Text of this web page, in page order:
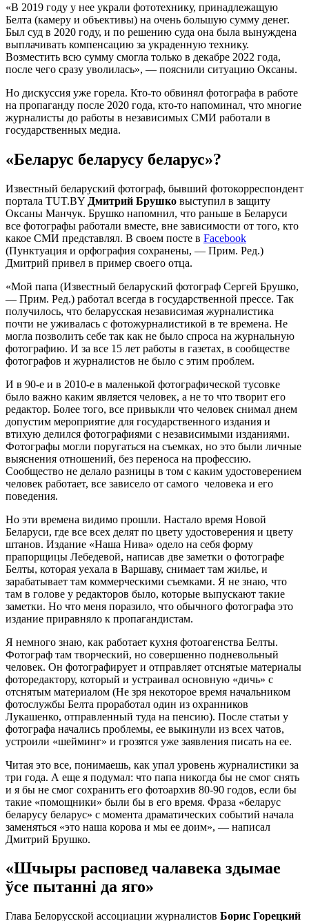
«В 2019 году у нее украли фототехнику, принадлежащую
Белта (камеру и объективы) на очень большую сумму денег.
Был суд в 2020 году, и по решению суда она была вынуждена
выплачивать компенсацию за украденную технику.
Возместить всю сумму смогла только в декабре 2022 года,
после чего сразу уволилась», — пояснили ситуацию Оксаны.
Но дискуссия уже горела. Кто-то обвинял фотографа в работе
на пропаганду после 2020 года, кто-то напоминал, что многие
журналисты до работы в независимых СМИ работали в
государственных медиа.
«Беларус беларусу беларус»?
Известный беларуский фотограф, бывший фотокорреспондент
портала TUT.BY Дмитрий Брушко выступил в защиту
Оксаны Манчук. Брушко напомнил, что раньше в Беларуси
все фотографы работали вместе, вне зависимости от того, кто
какое СМИ представлял. В своем посте в Facebook
(Пунктуация и орфография сохранены, — Прим. Ред.)
Дмитрий привел в пример своего отца.
«Мой папа (Известный беларуский фотограф Сергей Брушко,
— Прим. Ред.) работал всегда в государственной прессе. Так
получилось, что беларусская независимая журналистика
почти не уживалась с фотожурналистикой в те времена. Не
могла позволить себе так как не было спроса на журнальную
фотографию. И за все 15 лет работы в газетах, в сообществе
фотографов и журналистов не было с этим проблем.
И в 90-е и в 2010-е в маленькой фотографической тусовке
было важно каким является человек, а не то что творит его
редактор. Более того, все привыкли что человек снимал днем
допустим мероприятие для государственного издания и
втихую делился фотографиями с независимыми изданиями.
Фотографы могли поругаться на съемках, но это были личные
выяснения отношений, без переноса на профессию.
Сообщество не делало разницы в том с каким удостоверением
человек работает, все зависело от самого человека и его
поведения.
Но эти времена видимо прошли. Настало время Новой
Беларуси, где все всех делят по цвету удостоверения и цвету
штанов. Издание «Наша Нива» одело на себя форму
прапорщицы Лебедевой, написав две заметки о фотографе
Белты, которая уехала в Варшаву, снимает там жилье, и
зарабатывает там коммерческими съемками. Я не знаю, что
там в голове у редакторов было, которые выпускают такие
заметки. Но что меня поразило, что обычного фотографа это
издание приравняло к пропагандистам.
Я немного знаю, как работает кухня фотоагенства Белты.
Фотограф там творческий, но совершенно подневольный
человек. Он фотографирует и отправляет отснятые материалы
фоторедактору, который и устраивал основную «дичь» с
отснятым материалом (Не зря некоторое время начальником
фотослужбы Белта проработал один из охранников
Лукашенко, отправленный туда на пенсию). После статьи у
фотографа начались проблемы, ее выкинули из всех чатов,
устроили «шейминг» и грозятся уже заявления писать на ее.
Читая это все, понимаешь, как упал уровень журналистики за
три года. А еще я подумал: что папа никогда бы не смог снять
и я бы не смог сохранить его фотоархив 80-90 годов, если бы
такие «помощники» были бы в его время. Фраза «беларус
беларусу беларус» с момента драматических событий начала
заменяться «это наша корова и мы ее доим», — написал
Дмитрий Брушко.
«Шчыры расповед чалавека здымае
ўсе пытанні да яго»
Глава Белорусской ассоциации журналистов Борис Горецкий